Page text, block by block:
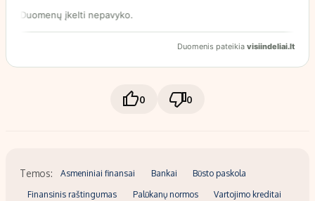
0 0
Temos: Asmeniniai finansai Bankai Būsto paskola
Finansinis raštingumas Palūkanų normos Vartojimo kreditai